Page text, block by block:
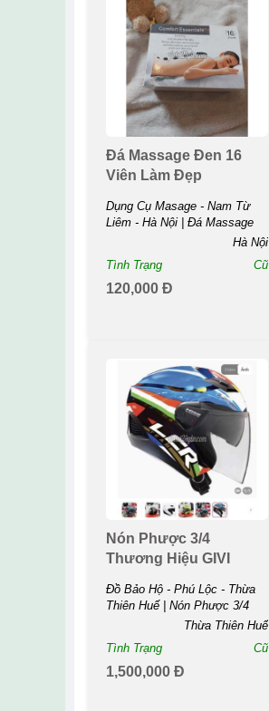
Đá Massage Đen 16
Viên Làm Đẹp
Dụng Cụ Masage - Nam Từ
Liêm - Hà Nội | Đá Massage
Hà Nội
Tình Trạng
Cũ
120,000 Đ
Nón Phược 3/4
Thương Hiệu GIVI
Đồ Bảo Hộ - Phú Lộc - Thừa
Thiên Huế | Nón Phược 3/4
Thương Hiệu ...Thừa Thiên Huế
Tình Trạng
Cũ
1,500,000 Đ